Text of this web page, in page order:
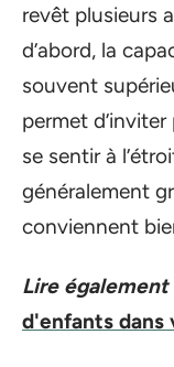
revêt plusieurs
d’abord, la
souvent
permet
se sentir à
généralement
conviennent
Lire également
d'enfants dans